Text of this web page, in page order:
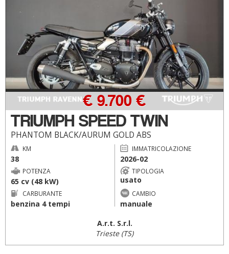
TRIUMPH SPEED TWIN
PHANTOM BLACK/AURUM GOLD ABS
€ 9.700 €
KM
38
IMMATRICOLAZIONE
2026-02
POTENZA
65 cv (48 kW)
TIPOLOGIA
usato
CARBURANTE
benzina 4 tempi
CAMBIO
manuale
A.r.t. S.r.l.
Trieste (TS)